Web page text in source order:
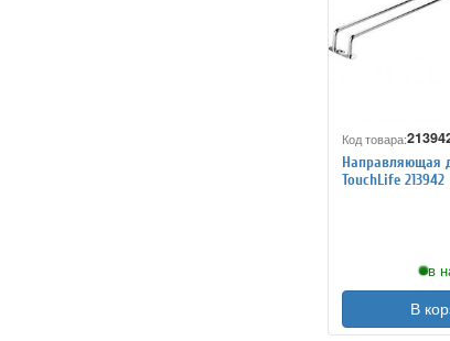
Код товара:
Направляющая
TouchLife 213942
в
В